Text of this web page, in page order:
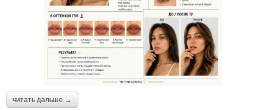
читать дальше →